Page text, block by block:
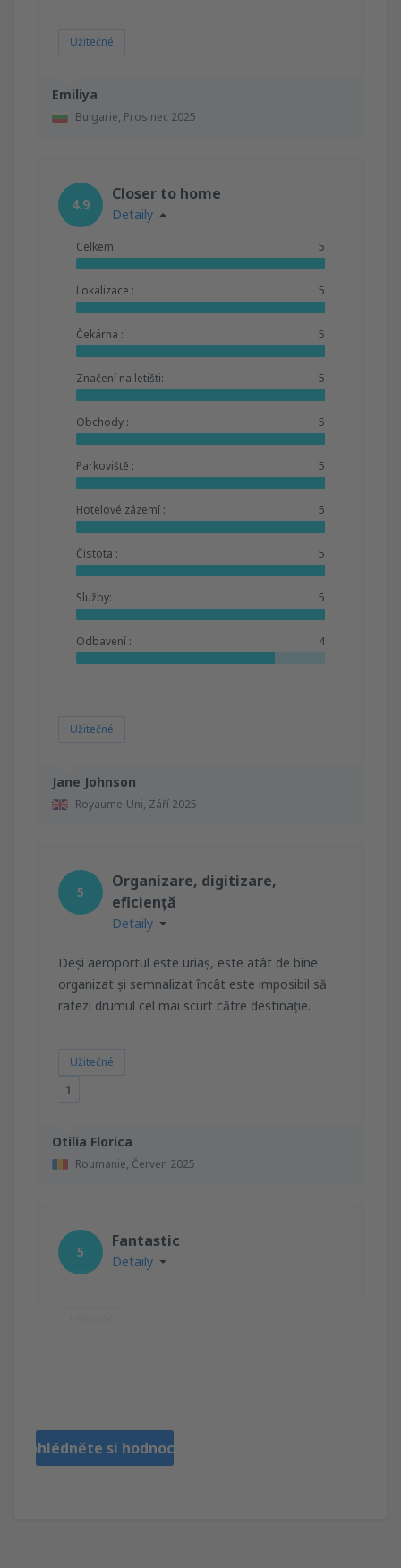
Emiliya
Bulgarie, Prosinec 2025
Užitečné
Jane Johnson
Royaume-Uni, Září 2025
4.9
Closer to home
Detaily
Celkem: 5
Lokalizace : 5
Čekárna : 5
Značení na letišti: 5
Obchody : 5
Parkoviště : 5
Hotelové zázemí : 5
Čistota : 5
Služby: 5
Odbavení : 4
Užitečné
Otilia Florica
Roumanie, Červen 2025
5
Organizare, digitizare,
eficiență
Detaily
Deși aeroportul este uriaș, este atât de bine
organizat și semnalizat încât este imposibil să
ratezi drumul cel mai scurt către destinație.
Užitečné
1
5
Fantastic
Detaily
Prohlédněte si hodnocení